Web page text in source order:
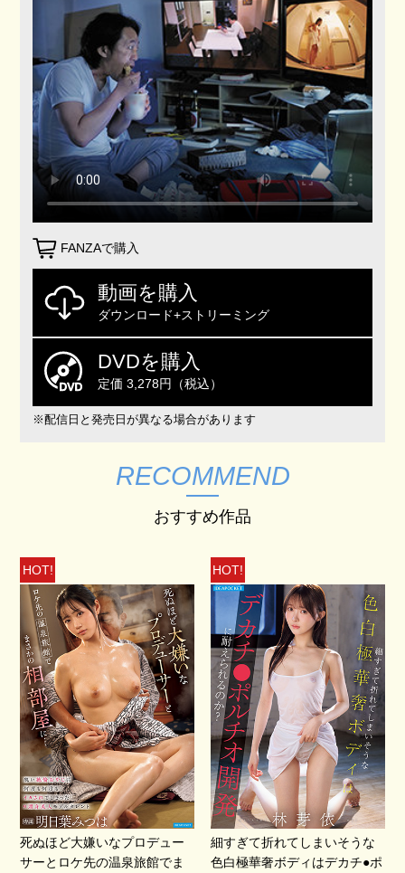
FANZAで購入
動画を購入
ダウンロード+ストリーミング
DVDを購入
定価 3,278円（税込）
※配信日と発売日が異なる場合があります
RECOMMEND
おすすめ作品
HOT!
死ぬほど大嫌いなプロデュー
サーとロケ先の温泉旅館でま
HOT!
細すぎて折れてしまいそうな
色白極華奢ボディはデカチ●ポ